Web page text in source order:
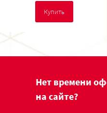
Купить
Нет времени
на сайте?